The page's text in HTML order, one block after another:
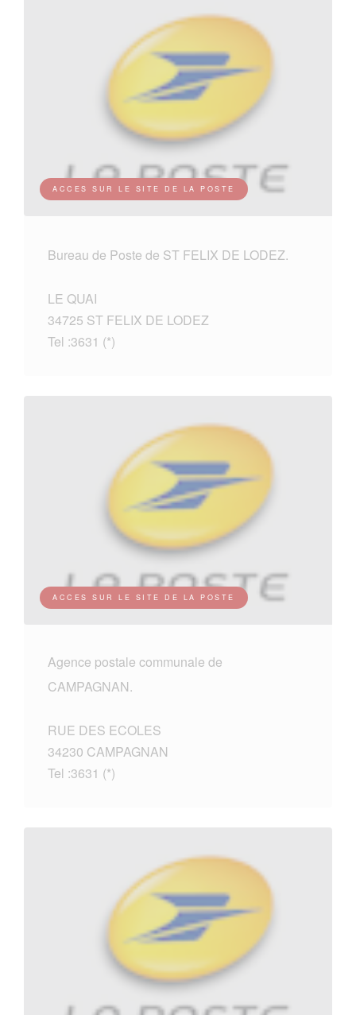
ACCES SUR LE SITE DE LA POSTE
Bureau de Poste de ST FELIX DE LODEZ.
LE QUAI
34725 ST FELIX DE LODEZ
Tel :3631 (*)
ACCES SUR LE SITE DE LA POSTE
Agence postale communale de
CAMPAGNAN.
RUE DES ECOLES
34230 CAMPAGNAN
Tel :3631 (*)